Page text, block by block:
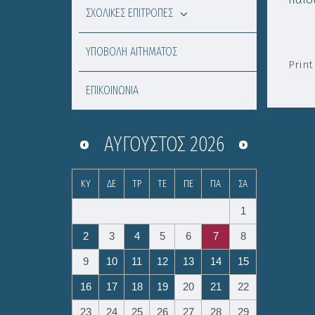
Print
ΣΧΟΛΙΚΕΣ ΕΠΙΤΡΟΠΕΣ
ΥΠΟΒΟΛΗ ΑΙΤΗΜΑΤΟΣ
ΕΠΙΚΟΙΝΩΝΙΑ
ΑΎΓΟΥΣΤΟΣ 2026
ΚΥ ΔΕ ΤΡ ΤΕ ΠΕ ΠΑ ΣΑ
1
2 3 4 5 6 7 8
9 10 11 12 13 14 15
16 17 18 19 20 21 22
23 24 25 26 27 28 29